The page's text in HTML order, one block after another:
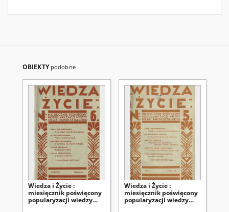
OBIEKTY podobne
Wiedza i Życie :
miesięcznik poświęcony
popularyzacji wiedzy
Wiedza i Życie :
miesięcznik poświęcony
popularyzacji wiedzy